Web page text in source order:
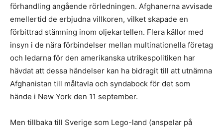
förhandling angående rörledningen. Afghanerna avvisade
emellertid de erbjudna villkoren, vilket skapade en
förbittrad stämning inom oljekartellen. Flera källor med
insyn i de nära förbindelser mellan multinationella företag
och ledarna för den amerikanska utrikespolitiken har
hävdat att dessa händelser kan ha bidragit till att utnämna
Afghanistan till måltavla och syndabock för det som
hände i New York den 11 september.
Men tillbaka till Sverige som Lego-land (anspelar på